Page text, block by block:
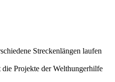
Streckenlängen laufen
Projekte der Welthungerhilfe